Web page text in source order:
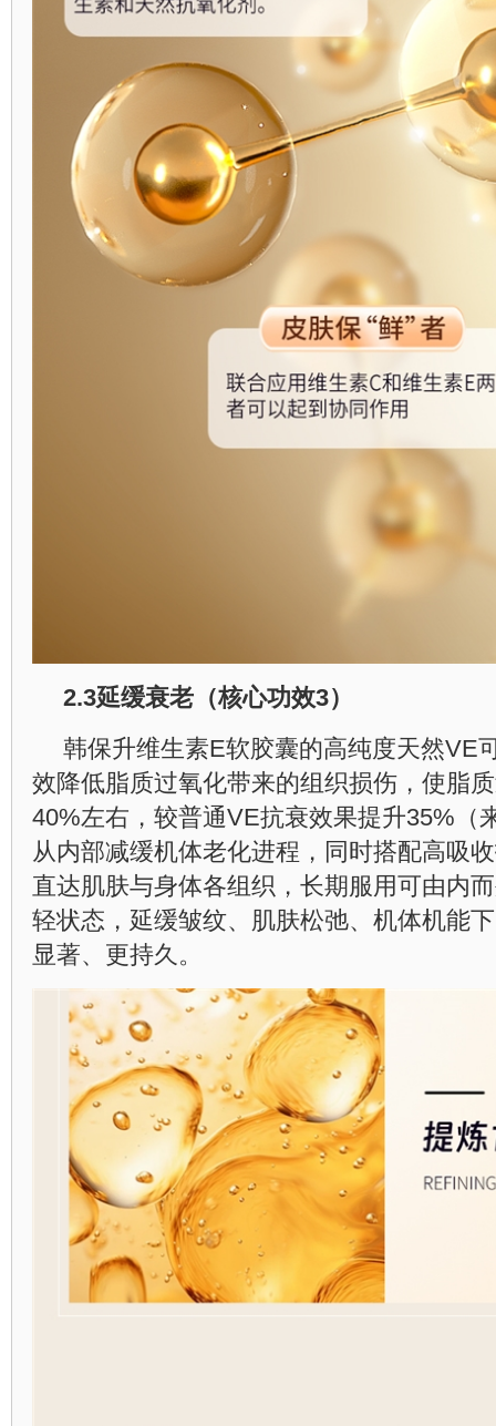
2.3延缓衰老（核心功效3）
韩保升维生素E软胶囊的高纯度天然VE
效降低脂质过氧化带来的组织损伤，使脂
40%左右，较普通VE抗衰效果提升35%（
从内部减缓机体老化进程，同时搭配高吸
直达肌肤与身体各组织，长期服用可由内
轻状态，延缓皱纹、肌肤松弛、机体机能
显著、更持久。